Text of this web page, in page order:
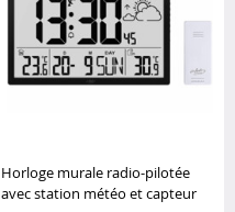
Horloge murale radio-pilotée
avec station météo et capteur